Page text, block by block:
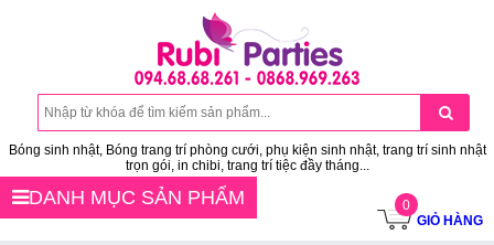
Bóng sinh nhật, Bóng trang trí phòng cưới, phụ kiện sinh nhật, trang trí sinh nhật
trọn gói, in chibi, trang trí tiệc đầy tháng...
0
GIỎ HÀNG
DANH MỤC SẢN PHẨM